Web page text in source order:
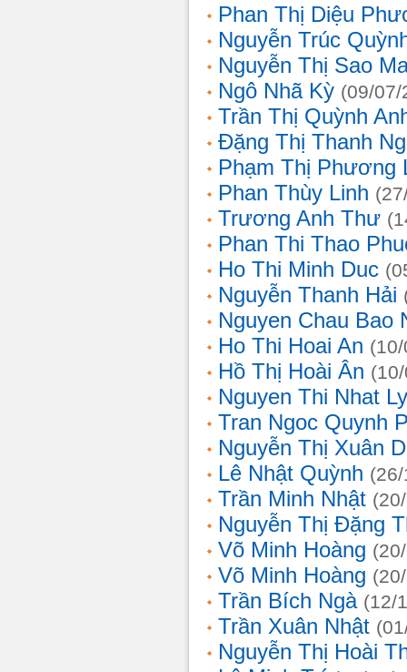
Phan Thị Diệu
Nguyễn Trúc
Nguyễn Thị Sao
Ngô Nhã Kỳ (09/07/
Trần Thị Quỳnh
Đặng Thị Thanh
Phạm Thị Phương
Phan Thùy Linh
Trương Anh Thư
Phan Thi Thao
Ho Thi Minh Duc
Nguyễn Thanh Hải
Nguyen Chau Bao
Ho Thi Hoai An
Hồ Thị Hoài Ân
Nguyen Thi Nhat Ly
Tran Ngoc Quynh
Nguyễn Thị Xuân
Lê Nhật Quỳnh
Trần Minh Nhật
Nguyễn Thị Đặng
Võ Minh Hoàng
Võ Minh Hoàng
Trần Bích Ngà (12/
Trần Xuân Nhật
Nguyễn Thị Hoài